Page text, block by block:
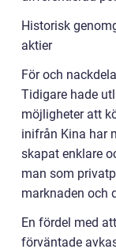
Historisk
aktier
För och
Tidigare hade
möjligheter att
inifrån Kina har
skapat enklare
man som
marknaden och
En fördel med
förväntade